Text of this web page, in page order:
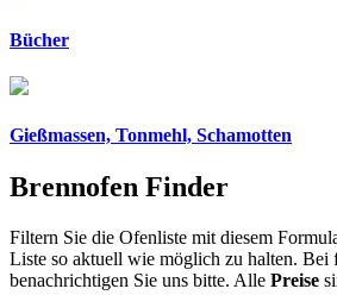
Bücher
Gießmassen, Tonmehl, Schamotten
Brennofen Finder
Filtern Sie die Ofenliste mit diesem
Liste so aktuell wie möglich zu halten. Bei
benachrichtigen Sie uns bitte. Alle Preise